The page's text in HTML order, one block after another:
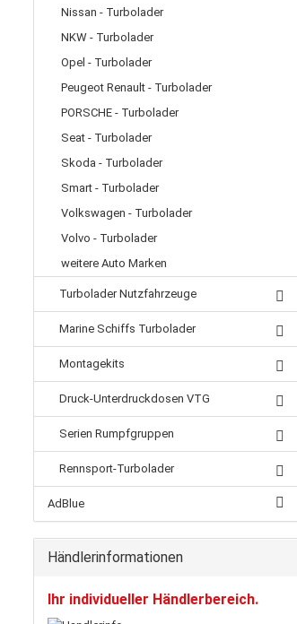
Nissan - Turbolader
NKW - Turbolader
Opel - Turbolader
Peugeot Renault - Turbolader
PORSCHE - Turbolader
Seat - Turbolader
Skoda - Turbolader
Smart - Turbolader
Volkswagen - Turbolader
Volvo - Turbolader
weitere Auto Marken
Turbolader Nutzfahrzeuge
Marine Schiffs Turbolader
Montagekits
Druck-Unterdruckdosen VTG
Serien Rumpfgruppen
Rennsport-Turbolader
AdBlue
Händlerinformationen
Ihr individueller Händlerbereich.